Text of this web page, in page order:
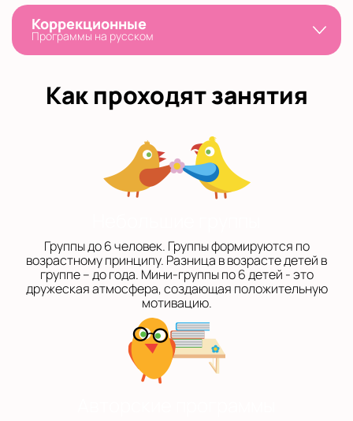
Коррекционные
Программы на русском
Как проходят занятия
Группы до 6 человек. Группы формируются по
возрастному принципу. Разница в возрасте детей в
группе – до года. Мини-группы по 6 детей - это
дружеская атмосфера, создающая положительную
мотивацию.